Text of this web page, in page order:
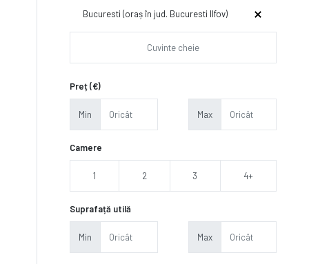
Bucuresti (oraș în jud. Bucuresti Ilfov)
Preț (€)
Min Max
Camere
1 2 3 4+
Suprafață utilă
Min Max